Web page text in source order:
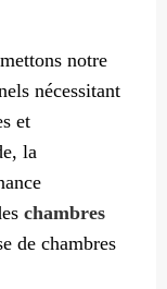
notre
nécessitant
et
la
chambres
de chambres